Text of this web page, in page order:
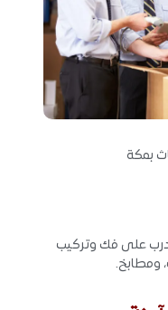
بمكة
على فك وتركيب
ومطابخ.